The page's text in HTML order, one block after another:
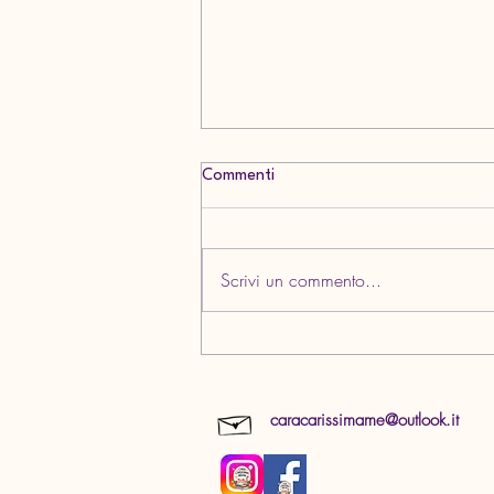
Commenti
Scrivi un commento...
caracarissimame@outlook.it